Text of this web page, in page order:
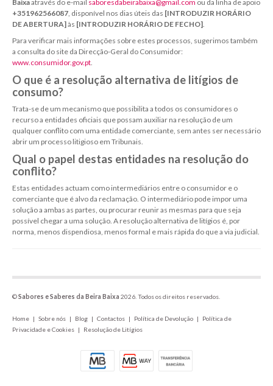
Baixaatravés do e-mail saboresdabeirabaixa@gmail.com ou da linha de apoio
+351962566087, disponível nos dias úteis das [INTRODUZIR HORÁRIO
DE ABERTURA]às [INTRODUZIR HORÁRIO DE FECHO].
Para verificar mais informações sobre estes processos, sugerimos também
a consulta do site da Direcção-Geral do Consumidor:
www.consumidor.gov.pt.
O que é a resolução alternativa de litígios de
consumo?
Trata-se de um mecanismo que possibilita a todos os consumidores o
recurso a entidades oficiais que possam auxiliar na resolução de um
qualquer conflito com uma entidade comerciante, sem antes ser necessário
abrir um processo litigioso em Tribunais.
Qual o papel destas entidades na resolução do
conflito?
Estas entidades actuam como intermediários entre o consumidor e o
comerciante que é alvo da reclamação. O intermediário pode impor uma
solução a ambas as partes, ou procurar reunir as mesmas para que seja
possível chegar a uma solução. A resolução alternativa de litígios é, por
norma, menos dispendiosa, menos formal e mais rápida do que a via judicial.
©Sabores e Saberes da Beira Baixa 2026. Todos os direitos reservados.
Home | Sobre nós | Blog | Contactos | Política de Devolução | Política de
Privacidade e Cookies | Resolução de Litígios